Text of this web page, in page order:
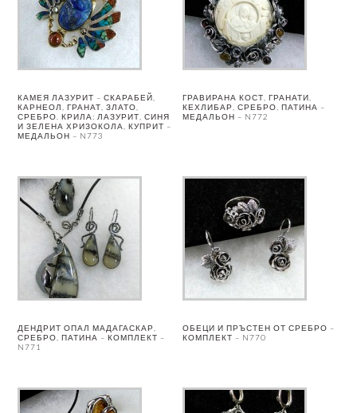
КАМЕЯ ЛАЗУРИТ – СКАРАБЕЙ,
КАРНЕОЛ, ГРАНАТ, ЗЛАТО,
СРЕБРО. КРИЛА: ЛАЗУРИТ, СИНЯ
И ЗЕЛЕНА ХРИЗОКОЛА, КУПРИТ –
МЕДАЛЬОН – N773
ГРАВИРАНА КОСТ, ГРАНАТИ,
КЕХЛИБАР, СРЕБРО, ПАТИНА –
МЕДАЛЬОН – N772
ДЕНДРИТ ОПАЛ МАДАГАСКАР,
СРЕБРО, ПАТИНА – КОМПЛЕКТ –
N771
ОБЕЦИ И ПРЪСТЕН ОТ СРЕБРО –
КОМПЛЕКТ – N770